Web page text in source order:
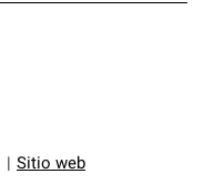
Sitio web